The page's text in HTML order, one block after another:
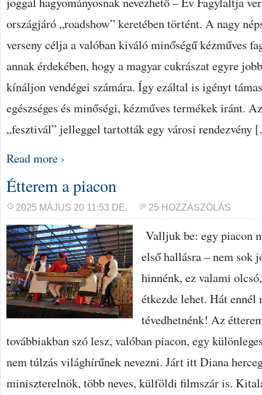
országjáró „roadshow” keretében történt. A nagy
verseny célja a valóban kiváló minőségű kézműves
annak érdekében, hogy a magyar cukrászat egyre
kínáljon vendégei számára. Így ezáltal is igényt
egészséges és minőségi, kézműves termékek iránt.
„fesztivál” jelleggel tartották egy városi
Read more ›
Étterem a piacon
2025 MÁJUS 20 11:53 DE. 25 HOZZÁSZÓLÁS
Valljuk be: egy piacon
első hallásra – nem sok
hinnénk, ez valami
étkezde lehet. Hát ennél
tévedhetnénk! Az
továbbiakban szó lesz, valóban piacon, egy
nem túlzás világhírűnek nevezni. Járt itt Diana
miniszterelnök, több neves, külföldi filmszár is.